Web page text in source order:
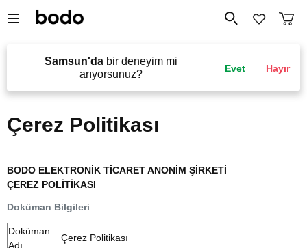
Samsun'dabir deneyim mi
arıyorsunuz?
Evet Hayır
Çerez Politikası
BODO ELEKTRONİK TİCARET ANONİM ŞİRKETİ
ÇEREZ POLİTİKASI
Doküman Bilgileri
Doküman
Adı
Çerez Politikası